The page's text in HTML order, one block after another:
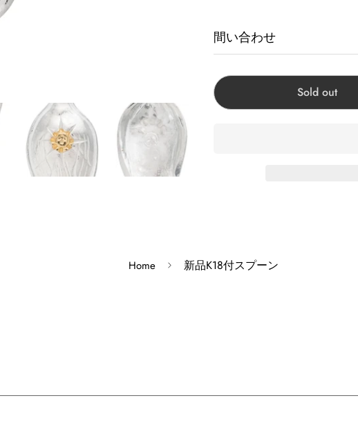
間い合わせ
商品に関するお問い合わせ
Corner Accessory原宿:東京
※掲載商品は実店舗等で同
Sold out
Home 新品K18付スプーン